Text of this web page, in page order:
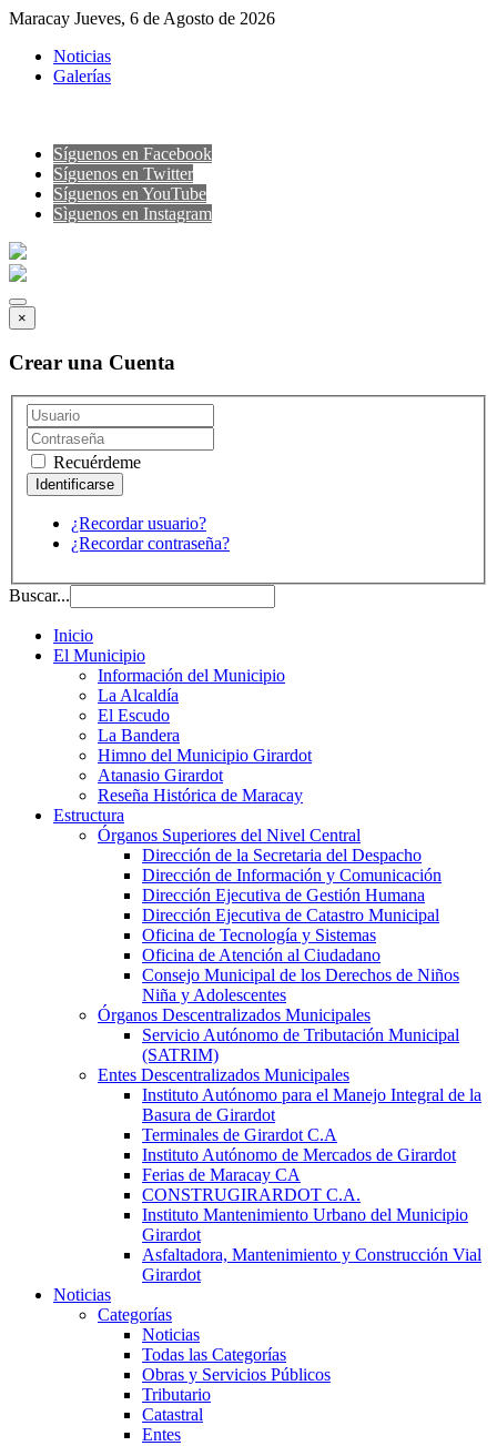
Maracay Jueves, 6 de Agosto de 2026
Noticias
Galerías
Síguenos en Facebook
Síguenos en Twitter
Síguenos en YouTube
Sìguenos en Instagram
×
Crear una Cuenta
Recuérdeme
¿Recordar usuario?
¿Recordar contraseña?
Buscar...
Inicio
El Municipio
Información del Municipio
La Alcaldía
El Escudo
La Bandera
Himno del Municipio Girardot
Atanasio Girardot
Reseña Histórica de Maracay
Estructura
Órganos Superiores del Nivel Central
Dirección de la Secretaria del Despacho
Dirección de Información y Comunicación
Dirección Ejecutiva de Gestión Humana
Dirección Ejecutiva de Catastro Municipal
Oficina de Tecnología y Sistemas
Oficina de Atención al Ciudadano
Consejo Municipal de los Derechos de Niños
Niña y Adolescentes
Órganos Descentralizados Municipales
Servicio Autónomo de Tributación Municipal
(SATRIM)
Entes Descentralizados Municipales
Instituto Autónomo para el Manejo Integral de la
Basura de Girardot
Terminales de Girardot C.A
Instituto Autónomo de Mercados de Girardot
Ferias de Maracay CA
CONSTRUGIRARDOT C.A.
Instituto Mantenimiento Urbano del Municipio
Girardot
Asfaltadora, Mantenimiento y Construcción Vial
Girardot
Noticias
Categorías
Noticias
Todas las Categorías
Obras y Servicios Públicos
Tributario
Catastral
Entes